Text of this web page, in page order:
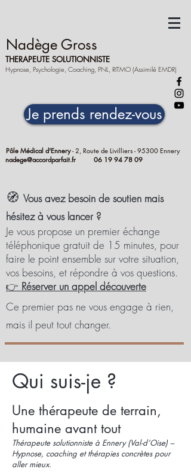
Nadège Gross
THERAPEUTE SOLUTIONNISTE
Hypnose, Psychologie, Coaching, PNL, RITMO (Assimilé EMDR)
Je prends rendez-vous
Pôle Médical d'Ennery- 2, Route de Livilliers - 95300 Ennery
06 19 94 78 09
nadege@accordparfait.fr
🧭 Vous avez besoin de soutien mais
hésitez à vous lancer ?
Je vous propose un premier échange
téléphonique gratuit de 15 minutes, pour
faire le point ensemble sur votre situation,
vos besoins, et répondre à vos questions.
👉 Réserver un appel découverte
Ce premier pas ne vous engage à rien,
mais il peut tout changer.
Qui suis-je ?
Une thérapeute de terrain,
humaine avant tout
Thérapeute solutionniste à Ennery (Val-d’Oise) –
Hypnose, coaching et thérapies concrètes pour
aller mieux.